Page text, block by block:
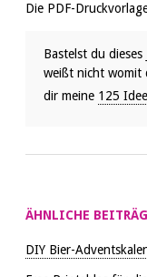
Die PDF-
Bastelst du
weißt nicht womit
dir meine 125
ÄHNLICHE
DIY Bier-